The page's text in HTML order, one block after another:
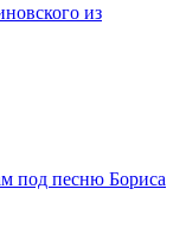
из
под песню Бориса